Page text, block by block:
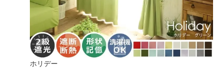
ホリデー